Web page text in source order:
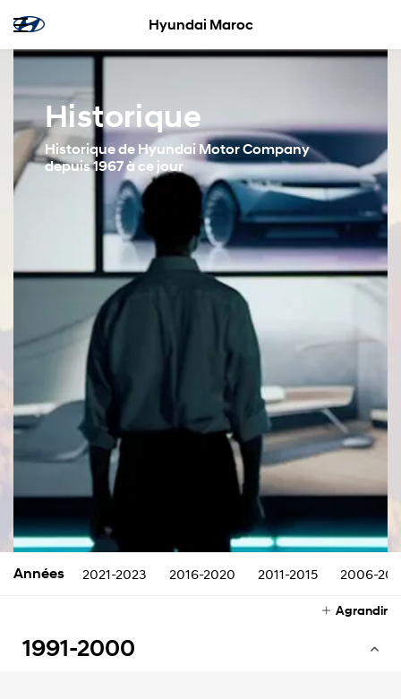
Hyundai Maroc
Historique
Historique de Hyundai Motor Company
depuis 1967 à ce jour
Années 2021-2023 2016-2020 2011-2015 2006-
Agrandir
1991-2000